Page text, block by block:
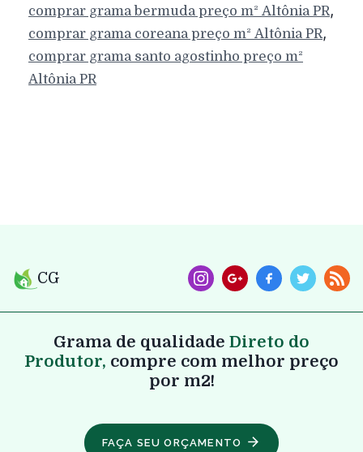
comprar grama bermuda preço m² Altônia PR,
comprar grama coreana preço m² Altônia PR,
comprar grama santo agostinho preço m²
Altônia PR
CG
Grama de qualidade Direto do
Produtor, compre com melhor preço
por m2!
FAÇA SEU ORÇAMENTO